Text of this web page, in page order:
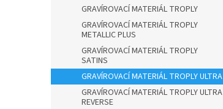
n
GRAVÍROVACÍ MATERIÁL TROPLY
GRAVÍROVACÍ MATERIÁL TROPLY
METALLIC PLUS
GRAVÍROVACÍ MATERIÁL TROPLY
SATINS
GRAVÍROVACÍ MATERIÁL TROPLY ULTRA
GRAVÍROVACÍ MATERIÁL TROPLY ULTRA
REVERSE